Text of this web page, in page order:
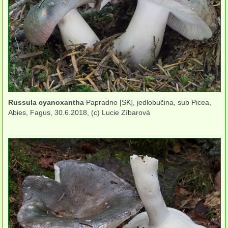
víceleté
kloboukaté
polorozlité
rozlité
na listnáčích
na zemi
Kuřátka
Liškovité
Ježaté
Hřibovité
Russula cyanoxantha Papradno [SK], jedlobučina, sub Picea,
Abies, Fagus, 30.6.2018, (c) Lucie Zíbarová